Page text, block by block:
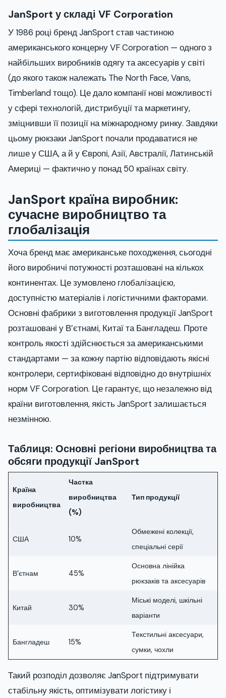
JanSport у складі VF Corporation
У 1986 році бренд JanSport став частиною
американського концерну VF Corporation — одного з
найбільших виробників одягу та аксесуарів у світі
(до якого також належать The North Face, Vans,
Timberland тощо). Це дало компанії нові можливості
у сфері технологій, дистрибуції та маркетингу,
зміцнивши її позиції на міжнародному ринку. Завдяки
цьому рюкзаки JanSport почали продаватися не
лише у США, а й у Європі, Азії, Австралії, Латинській
Америці — фактично у понад 50 країнах світу.
JanSport країна виробник:
сучасне виробництво та
глобалізація
Хоча бренд має американське походження, сьогодні
його виробничі потужності розташовані на кількох
континентах. Це зумовлено глобалізацією,
доступністю матеріалів і логістичними факторами.
Основні фабрики з виготовлення продукції JanSport
розташовані у В’єтнамі, Китаї та Бангладеш. Проте
контроль якості здійснюється за американськими
стандартами — за кожну партію відповідають якісні
контролери, сертифіковані відповідно до внутрішніх
норм VF Corporation. Це гарантує, що незалежно від
країни виготовлення, якість JanSport залишається
незмінною.
Таблиця: Основні регіони виробництва та
обсяги продукції JanSport
Країна
виробництва
Частка
виробництва
(%)
Тип продукції
США 10%
Обмежені колекції,
спеціальні серії
В’єтнам 45%
Основна лінійка
рюкзаків та аксесуарів
Китай 30%
Міські моделі, шкільні
варіанти
Бангладеш 15%
Текстильні аксесуари,
сумки, чохли
Такий розподіл дозволяє JanSport підтримувати
стабільну якість, оптимізувати логістику і